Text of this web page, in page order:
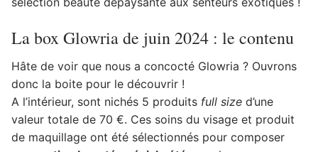
La box Glowria de juin 2024 : le contenu
Hâte de voir que nous a concocté Glowria ? Ouvrons
donc la boite pour le découvrir !
A l’intérieur, sont nichés 5 produits full size d’une
valeur totale de 70 €. Ces soins du visage et produit
de maquillage ont été sélectionnés pour composer